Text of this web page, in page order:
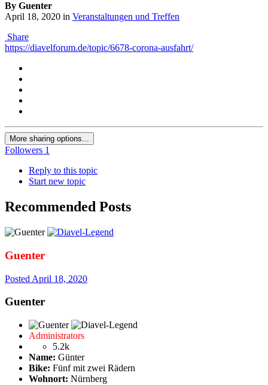
By Guenter
April 18, 2020 in Veranstaltungen und Treffen
Share
https://diavelforum.de/topic/6678-corona-ausfahrt/
More sharing options...
Followers 1
Reply to this topic
Start new topic
Recommended Posts
Guenter
Posted April 18, 2020
Guenter
Administrators
5.2k
Name: Günter
Bike: Fünf mit zwei Rädern
Wohnort: Nürnberg